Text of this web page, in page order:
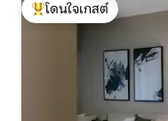
โดนใจเกสต์ที่สุด
โดนใจเกสต์